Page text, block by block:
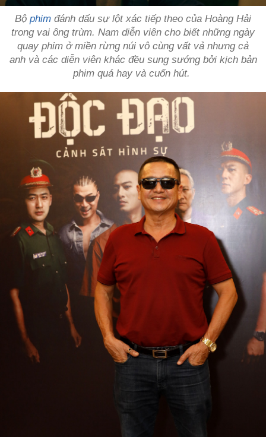
Bộ phim đánh dấu sự lột xác tiếp theo của Hoàng Hải
trong vai ông trùm. Nam diễn viên cho biết những ngày
quay phim ở miền rừng núi vô cùng vất vả nhưng cả
anh và các diễn viên khác đều sung sướng bởi kịch bản
phim quá hay và cuốn hút.